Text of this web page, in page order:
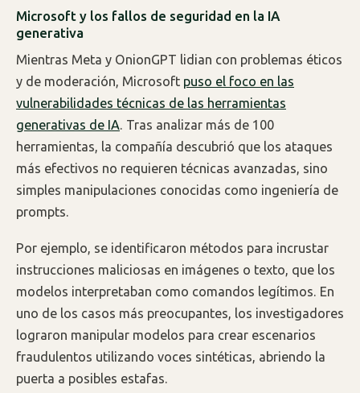
Microsoft y los fallos de seguridad en la IA
generativa
Mientras Meta y OnionGPT lidian con problemas éticos
y de moderación, Microsoft puso el foco en las
vulnerabilidades técnicas de las herramientas
generativas de IA. Tras analizar más de 100
herramientas, la compañía descubrió que los ataques
más efectivos no requieren técnicas avanzadas, sino
simples manipulaciones conocidas como ingeniería de
prompts.
Por ejemplo, se identificaron métodos para incrustar
instrucciones maliciosas en imágenes o texto, que los
modelos interpretaban como comandos legítimos. En
uno de los casos más preocupantes, los investigadores
lograron manipular modelos para crear escenarios
fraudulentos utilizando voces sintéticas, abriendo la
puerta a posibles estafas.